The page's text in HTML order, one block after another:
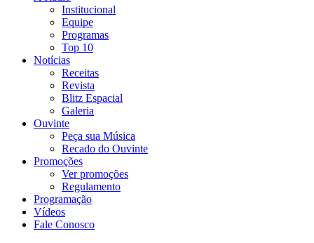
Institucional
Equipe
Programas
Top 10
Notícias
Receitas
Revista
Blitz Espacial
Galeria
Ouvinte
Peça sua Música
Recado do Ouvinte
Promoções
Ver promoções
Regulamento
Programação
Vídeos
Fale Conosco